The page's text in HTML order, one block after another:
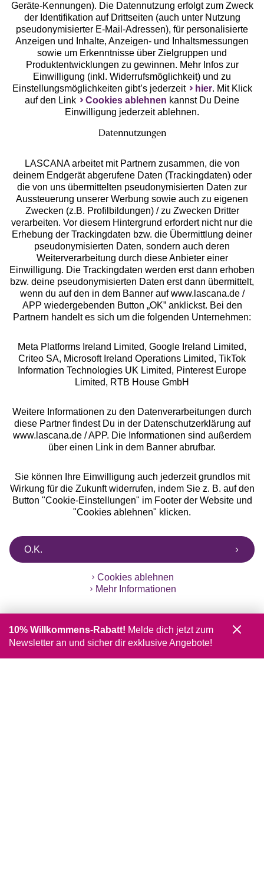
Unsere Apps
Services
Beratung
Über uns
Rechtliches
Alle Preise inkl. MwSt., zzgl.
Versandkosten
** Bonität vorausgesetzt, berechtigt zur Bonitätsprüfung
Geräte-Kennungen). Die Datennutzung erfolgt zum Zweck
der Identifikation auf Drittseiten (auch unter Nutzung
pseudonymisierter E-Mail-Adressen), für personalisierte
Anzeigen und Inhalte, Anzeigen- und Inhaltsmessungen
sowie um Erkenntnisse über Zielgruppen und
Produktentwicklungen zu gewinnen. Mehr Infos zur
Einwilligung (inkl. Widerrufsmöglichkeit) und zu
Einstellungsmöglichkeiten gibt’s jederzeit
hier. Mit Klick
auf den Link
Cookies ablehnen kannst Du Deine
Einwilligung jederzeit ablehnen.
Datennutzungen
LASCANA arbeitet mit Partnern zusammen, die von
deinem Endgerät abgerufene Daten (Trackingdaten) oder
die von uns übermittelten pseudonymisierten Daten zur
Aussteuerung unserer Werbung sowie auch zu eigenen
Zwecken (z.B. Profilbildungen) / zu Zwecken Dritter
verarbeiten. Vor diesem Hintergrund erfordert nicht nur die
Erhebung der Trackingdaten bzw. die Übermittlung deiner
pseudonymisierten Daten, sondern auch deren
Weiterverarbeitung durch diese Anbieter einer
Einwilligung. Die Trackingdaten werden erst dann erhoben
bzw. deine pseudonymisierten Daten erst dann übermittelt,
wenn du auf den in dem Banner auf www.lascana.de /
APP wiedergebenden Button „OK” anklickst. Bei den
Partnern handelt es sich um die folgenden Unternehmen:
Meta Platforms Ireland Limited, Google Ireland Limited,
Criteo SA, Microsoft Ireland Operations Limited, TikTok
Information Technologies UK Limited, Pinterest Europe
Limited, RTB House GmbH
Weitere Informationen zu den Datenverarbeitungen durch
diese Partner findest Du in der Datenschutzerklärung auf
www.lascana.de / APP. Die Informationen sind außerdem
über einen Link in dem Banner abrufbar.
Sie können Ihre Einwilligung auch jederzeit grundlos mit
Wirkung für die Zukunft widerrufen, indem Sie z. B. auf den
Button "Cookie-Einstellungen" im Footer der Website und
"Cookies ablehnen" klicken.
O.K.
Cookies ablehnen
Mehr Informationen
10% Willkommens-Rabatt! Melde dich jetzt zum
Newsletter an und sicher dir exklusive Angebote!